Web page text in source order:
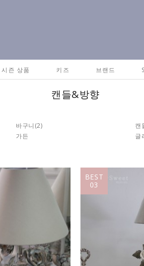
시즌 상품 키즈 브랜드
캔들&방향
바구니 (2) 캔
가든 글
BEST
03